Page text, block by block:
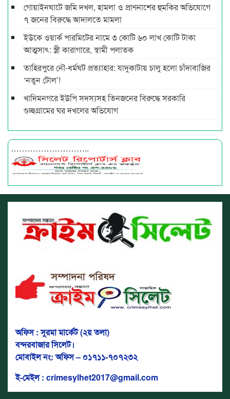
গোয়াইনঘাটে জমি দখল, হামলা ও প্রাণনাশের হুমকির অভিযোগে
৭ জনের বিরুদ্ধে আদালতে মামলা
ইউকে ওয়ার্ক পারমিটের নামে ৩ কোটি ৬০ লাখ কোটি টাকা
আত্মসাৎ: স্ত্রী কারাগারে, স্বামী পলাতক
তাহিরপুরে নৌ-ধর্মঘট প্রত্যাহার: যাদুকাটায় চালু হলো চাঁদাবাজির
‘নতুন টোল’!
খাদিমনগরে ইউপি সদস্যসহ তিনজনের বিরুদ্ধে সরকারি
গুচ্ছগ্রামের ঘর দখলের অভিযোগ
………………………..
অফিস : সুরমা মার্কেট (২য় তলা)
বন্দরবাজার সিলেট।
মোবাইল নং: অফিস – ০১৭১১-৭০৭২৩২
ই-মেইল : crimesylhet2017@gmail.com